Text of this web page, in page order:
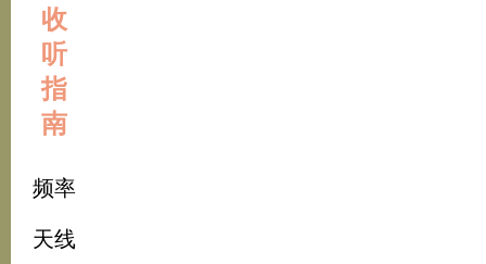
收
听
指
南
频率
天线